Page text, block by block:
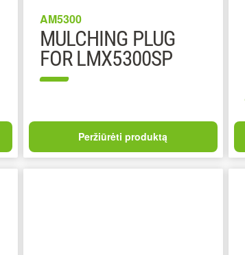
AM5300
MULCHING PLUG
FOR LMX5300SP
Peržiūrėti produktą